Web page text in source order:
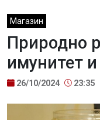
Магазин
Природно
имунитет
26/10/2024 23:35